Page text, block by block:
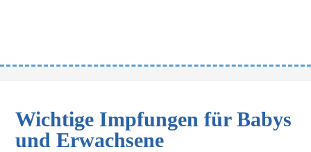
Wichtige Impfungen für Babys
und Erwachsene